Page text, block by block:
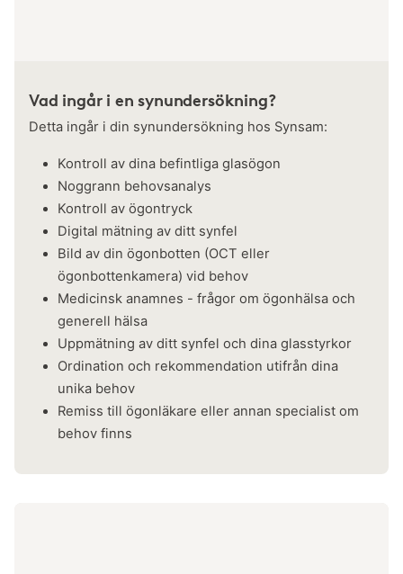
Vad ingår i en synundersökning?
Detta ingår i din synundersökning hos Synsam:
Kontroll av dina befintliga glasögon
Noggrann behovsanalys
Kontroll av ögontryck
Digital mätning av ditt synfel
Bild av din ögonbotten (OCT eller
ögonbottenkamera) vid behov
Medicinsk anamnes - frågor om ögonhälsa och
generell hälsa
Uppmätning av ditt synfel och dina glasstyrkor
Ordination och rekommendation utifrån dina
unika behov
​Remiss till ögonläkare eller annan specialist om
behov finns